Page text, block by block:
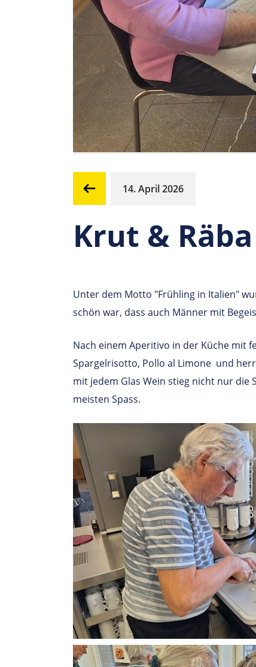
14. April 2026
Krut & Räba
Unter dem Motto "Frühling in Italien"
schön war, dass auch Männer mit
Nach einem Aperitivo in der Küche mit
Spargelrisotto, Pollo al Limone und
mit jedem Glas Wein stieg nicht nur die
meisten Spass.